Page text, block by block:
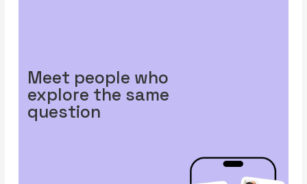
Meet people who
explore the same
question